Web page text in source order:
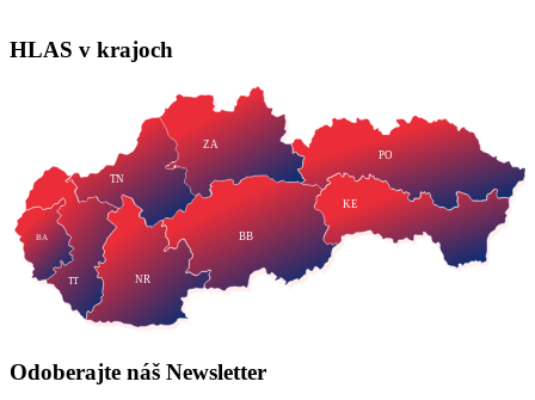
HLAS v krajoch
TT NR
TN
ZA
BB
PO
KE
BA
Odoberajte náš Newsletter